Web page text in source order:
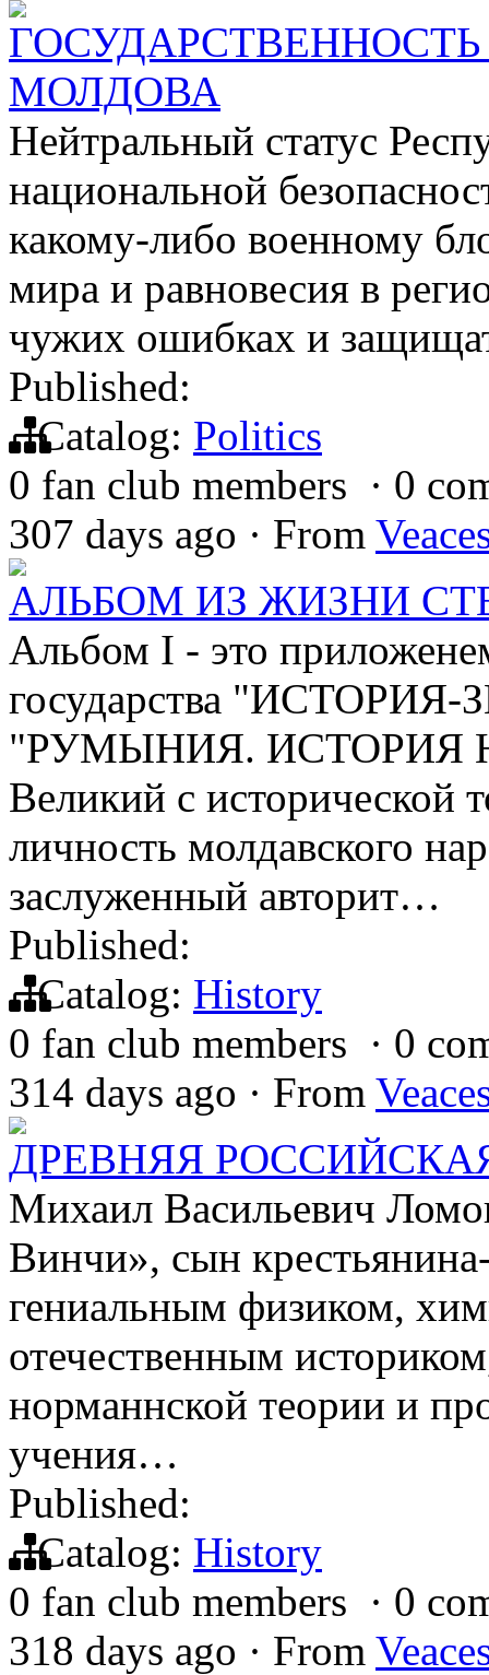
МОЛДОВА
Нейтральный статус
национальной
какому-либо военному
мира и равновесия в
чужих ошибках и
Published:
Catalog: Politics
0 fan club members · 0
307 days ago · From
АЛЬБОМ ИЗ ЖИЗНИ
Альбом I - это
государства
"РУМЫНИЯ. ИСТОРИЯ
Великий с исторической
личность молдавского
заслуженный авторит…
Published:
Catalog: History
0 fan club members · 0
314 days ago · From
ДРЕВНЯЯ
Михаил Васильевич
Винчи», сын
гениальным физиком,
отечественным
норманнской теории и
учения…
Published:
Catalog: History
0 fan club members · 0
318 days ago · From